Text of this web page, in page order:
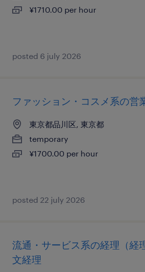
¥1710.00 per hour
posted 6 july 2026
ファッション・コスメ系の営
東京都品川区, 東京都
temporary
¥1700.00 per hour
posted 22 july 2026
流通・サービス系の経理（経
文経理